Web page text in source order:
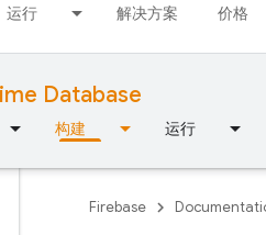
运行 解决方案 价格
Database
构建 运行
Firebase